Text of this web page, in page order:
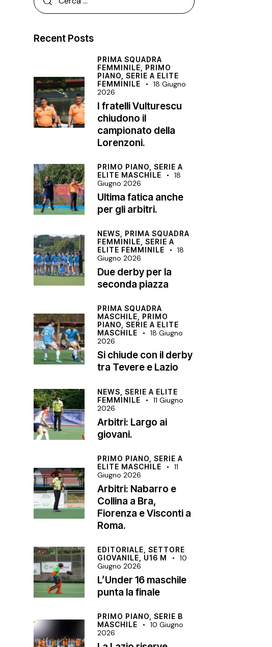
Recent Posts
PRIMA SQUADRA
FEMMINILE, PRIMO
PIANO,SERIE A ELITE
FEMMINILE
18 Giugno
2026
I fratelli Vulturescu
chiudono il
campionato della
Lorenzoni.
PRIMO PIANO,SERIE A
ELITE MASCHILE
18
Giugno 2026
Ultima fatica anche
per gli arbitri.
NEWS, PRIMA SQUADRA
FEMMINILE,SERIE A
ELITE FEMMINILE
18
Giugno 2026
Due derby per la
seconda piazza
PRIMA SQUADRA
MASCHILE, PRIMO
PIANO,SERIE A ELITE
MASCHILE
18 Giugno
2026
Si chiude con il derby
tra Tevere e Lazio
NEWS,SERIE A ELITE
FEMMINILE
11 Giugno
2026
Arbitri: Largo ai
giovani.
PRIMO PIANO,SERIE A
ELITE MASCHILE
11
Giugno 2026
Arbitri: Nabarro e
Collina a Bra,
Fiorenza e Visconti a
Roma.
EDITORIALE,SETTORE
GIOVANILE, U16 M
10
Giugno 2026
L’Under 16 maschile
punta la finale
PRIMO PIANO,SERIE B
MASCHILE
10 Giugno
2026